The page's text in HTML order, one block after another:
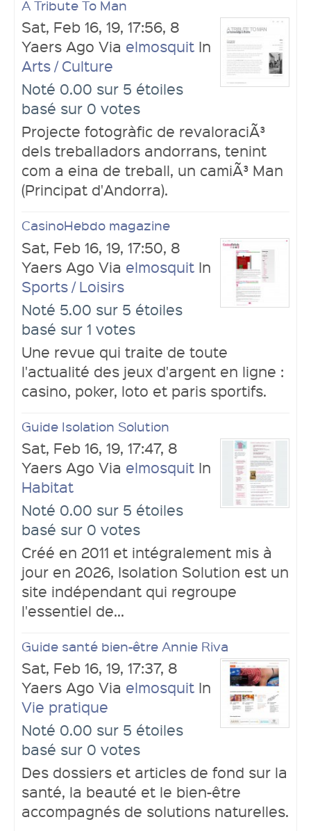
A Tribute To Man
Sat, Feb 16, 19, 17:56, 8
Yaers Ago Via elmosquit In
Arts / Culture
Noté 0.00 sur 5 étoiles
basé sur 0 votes
Projecte fotogràfic de revaloraciÃ³
dels treballadors andorrans, tenint
com a eina de treball, un camiÃ³ Man
(Principat d'Andorra).
CasinoHebdo magazine
Sat, Feb 16, 19, 17:50, 8
Yaers Ago Via elmosquit In
Sports / Loisirs
Noté 5.00 sur 5 étoiles
basé sur 1 votes
Une revue qui traite de toute
l'actualité des jeux d'argent en ligne :
casino, poker, loto et paris sportifs.
Guide Isolation Solution
Sat, Feb 16, 19, 17:47, 8
Yaers Ago Via elmosquit In
Habitat
Noté 0.00 sur 5 étoiles
basé sur 0 votes
Créé en 2011 et intégralement mis à
jour en 2026, Isolation Solution est un
site indépendant qui regroupe
l'essentiel de...
Guide santé bien-être Annie Riva
Sat, Feb 16, 19, 17:37, 8
Yaers Ago Via elmosquit In
Vie pratique
Noté 0.00 sur 5 étoiles
basé sur 0 votes
Des dossiers et articles de fond sur la
santé, la beauté et le bien-être
accompagnés de solutions naturelles.